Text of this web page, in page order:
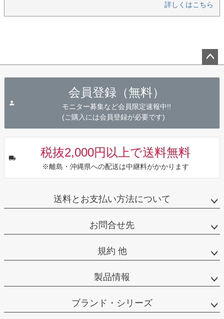
詳しくはこちら
会員登録（無料）
モニター募集など会員限定速報中!!
(ご購入には会員登録が必要です)
税抜2,000円以上で送料無料
※離島・沖縄県への配送は中継料がかかります
送料とお支払い方法について
お問合せ先
規約 他
製品情報
ブランド・シリーズ